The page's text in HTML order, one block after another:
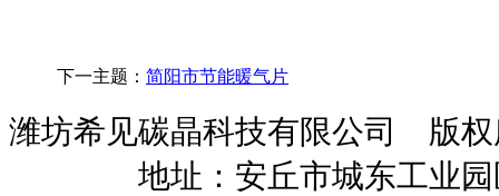
下一主题： 简阳市节能暖气片
潍坊希见碳晶科技有限公司
地址：安丘市城东工业